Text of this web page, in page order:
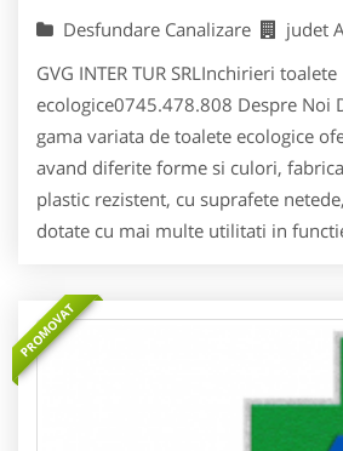
Desfundare Canalizare judet
GVG INTER TUR SRLInchirieri toalete
ecologice0745.478.808 Despre Noi
gama variata de toalete ecologice
avand diferite forme si culori,
plastic rezistent, cu suprafete
dotate cu mai multe utilitati in
PROMOVAT